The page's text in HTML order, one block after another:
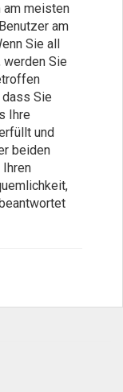
am meisten
am
Sie all
werden Sie
dass Sie
Ihre
und
beiden
Ihren